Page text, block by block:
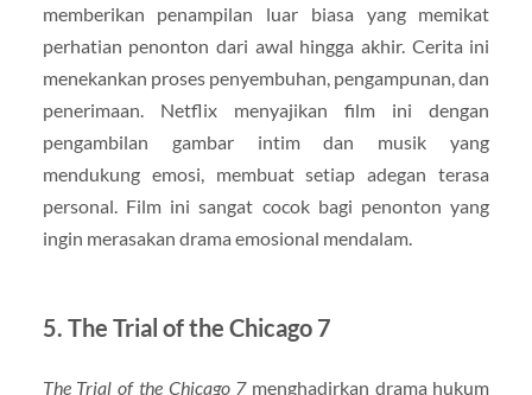
memberikan penampilan luar biasa yang memikat
perhatian penonton dari awal hingga akhir. Cerita ini
menekankan proses penyembuhan, pengampunan, dan
penerimaan. Netflix menyajikan film ini dengan
pengambilan gambar intim dan musik yang
mendukung emosi, membuat setiap adegan terasa
personal. Film ini sangat cocok bagi penonton yang
ingin merasakan drama emosional mendalam.
5. The Trial of the Chicago 7
The Trial of the Chicago 7menghadirkan drama hukum